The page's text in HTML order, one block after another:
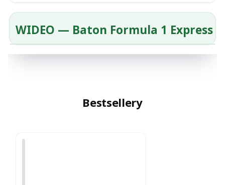
WIDEO — Baton Formula 1 Express
Bestsellery